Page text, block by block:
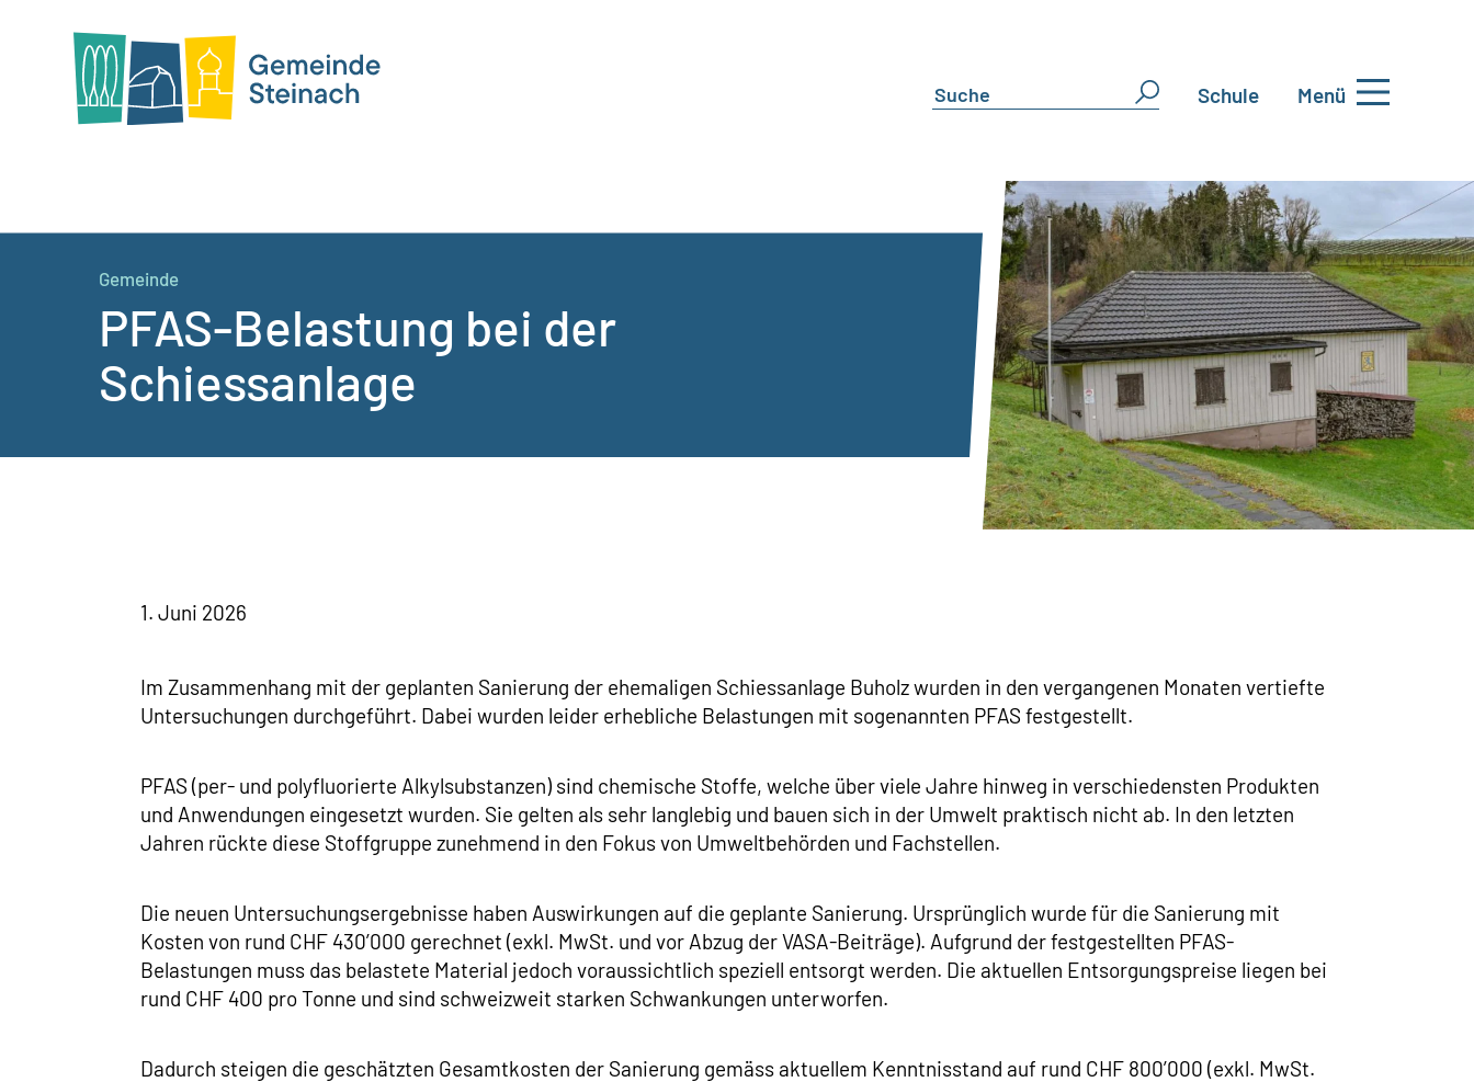
Schule Menü
Gemeinde
PFAS-Belastung bei der
Schiessanlage
1. Juni 2026
Im Zusammenhang mit der geplanten Sanierung der ehemaligen Schiessanlage Buholz wurden in den vergangenen Monaten vertiefte
Untersuchungen durchgeführt. Dabei wurden leider erhebliche Belastungen mit sogenannten PFAS festgestellt.
PFAS (per- und polyfluorierte Alkylsubstanzen) sind chemische Stoffe, welche über viele Jahre hinweg in verschiedensten Produkten
und Anwendungen eingesetzt wurden. Sie gelten als sehr langlebig und bauen sich in der Umwelt praktisch nicht ab. In den letzten
Jahren rückte diese Stoffgruppe zunehmend in den Fokus von Umweltbehörden und Fachstellen.
Die neuen Untersuchungsergebnisse haben Auswirkungen auf die geplante Sanierung. Ursprünglich wurde für die Sanierung mit
Kosten von rund CHF 430’000 gerechnet (exkl. MwSt. und vor Abzug der VASA-Beiträge). Aufgrund der festgestellten PFAS-
Belastungen muss das belastete Material jedoch voraussichtlich speziell entsorgt werden. Die aktuellen Entsorgungspreise liegen bei
rund CHF 400 pro Tonne und sind schweizweit starken Schwankungen unterworfen.
Dadurch steigen die geschätzten Gesamtkosten der Sanierung gemäss aktuellem Kenntnisstand auf rund CHF 800’000 (exkl. MwSt.